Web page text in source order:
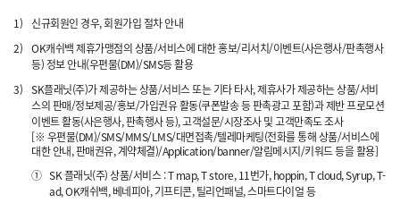
1)
신규회원인 경우, 회원가입 절차 안내
2) OK캐쉬백 제휴가맹점의 상품/서비스에 대한 홍보/리서치/이벤트(사은행사/판촉행사
등) 정보 안내(우편물(DM)/SMS등 활용
3) SK플래닛(주)가 제공하는 상품/서비스 또는 기타 타사, 제휴사가 제공하는 상품/서비
스의 판매/정보제공/홍보/가입권유 활동(쿠폰발송 등 판촉광고 포함)과 제반 프로모션
이벤트 활동(사은행사, 판촉행사 등), 고객설문/시장조사 및 고객만족도 조사
[※ 우편물(DM)/SMS/MMS/LMS/대면접촉/텔레마케팅(전화를 통해 상품/서비스에
대한 안내, 판매권유, 계약체결)/Application/banner/알림메시지/키워드 등을 활용]
① SK 플래닛(주) 상품/서비스 : T map, T store, 11번가, hoppin, T cloud, Syrup, T-
ad, OK캐쉬백, 베네피아, 기프티콘, 틸리언패널, 스마트다이얼 등